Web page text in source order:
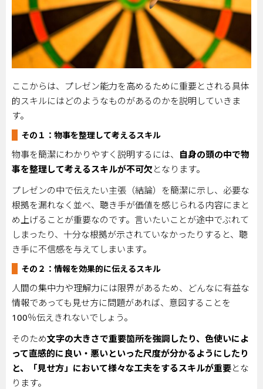
ここからは、プレゼン能力を高めるために重要とされる具体
的スキルにはどのようなものがあるのかを説明していきま
す。
その１：物事を整理して考えるスキル
物事を簡潔にわかりやすく説明するには、 自身の頭の中で物
事を整理して考えるスキルが不可欠 となります。
プレゼンの中で伝えたい主張（結論）を簡潔に示し、必要な
根拠を漏れなく並べ、聴き手が価値を感じられる内容にまと
め上げることが重要なのです。言いたいことが途中でぶれて
しまったり、十分な根拠が示されていなかったりすると、聴
き手に不信感を与えてしまいます。
その２：情報を効果的に伝えるスキル
人間の集中力や理解力には限界があるため、どんなに有益な
情報であっても見せ方に問題があれば、意図することを
100％伝えきれないでしょう。
そのため文字の大きさで重要箇所を強調したり、色使いによ
って直感的に良い・悪いといった尺度が分かるようにしたり
と、「見せ方」において様々な工夫をするスキルが重要とな
ります。